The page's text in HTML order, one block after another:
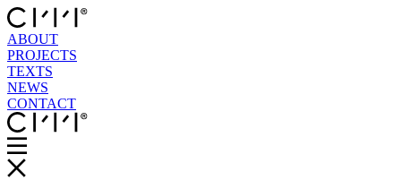
ABOUT
PROJECTS
TEXTS
NEWS
CONTACT